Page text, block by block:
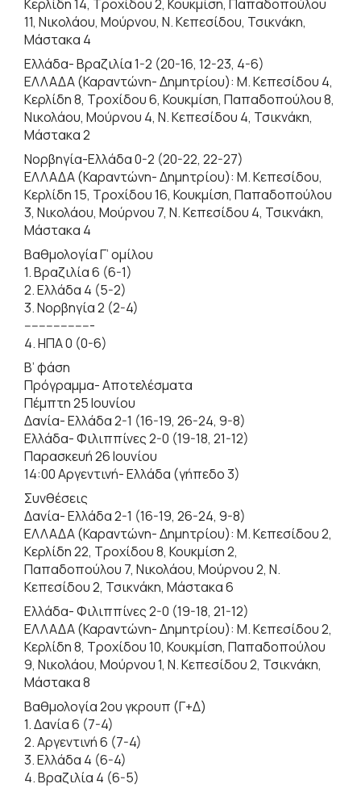
Κερλίδη 14, Τροχίδου 2, Κουκμίση, Παπαδοπούλου
11, Νικολάου, Μούρνου, Ν. Κεπεσίδου, Τσικνάκη,
Μάστακα 4
Ελλάδα- Βραζιλία 1-2 (20-16, 12-23, 4-6)
ΕΛΛΑΔΑ (Καραντώνη- Δημητρίου): Μ. Κεπεσίδου 4,
Κερλίδη 8, Τροχίδου 6, Κουκμίση, Παπαδοπούλου 8,
Νικολάου, Μούρνου 4, Ν. Κεπεσίδου 4, Τσικνάκη,
Μάστακα 2
Νορβηγία-Ελλάδα 0-2 (20-22, 22-27)
ΕΛΛΑΔΑ (Καραντώνη- Δημητρίου): Μ. Κεπεσίδου,
Κερλίδη 15, Τροχίδου 16, Κουκμίση, Παπαδοπούλου
3, Νικολάου, Μούρνου 7, Ν. Κεπεσίδου 4, Τσικνάκη,
Μάστακα 4
Βαθμολογία Γ’ ομίλου
1. Βραζιλία 6 (6-1)
2. Ελλάδα 4 (5-2)
3. Νορβηγία 2 (2-4)
-------------------
4. ΗΠΑ 0 (0-6)
Β’ φάση
Πρόγραμμα- Αποτελέσματα
Πέμπτη 25 Ιουνίου
Δανία- Ελλάδα 2-1 (16-19, 26-24, 9-8)
Ελλάδα- Φιλιππίνες 2-0 (19-18, 21-12)
Παρασκευή 26 Ιουνίου
14:00 Αργεντινή- Ελλάδα (γήπεδο 3)
Συνθέσεις
Δανία- Ελλάδα 2-1 (16-19, 26-24, 9-8)
ΕΛΛΑΔΑ (Καραντώνη- Δημητρίου): Μ. Κεπεσίδου 2,
Κερλίδη 22, Τροχίδου 8, Κουκμίση 2,
Παπαδοπούλου 7, Νικολάου, Μούρνου 2, Ν.
Κεπεσίδου 2, Τσικνάκη, Μάστακα 6
Ελλάδα- Φιλιππίνες 2-0 (19-18, 21-12)
ΕΛΛΑΔΑ (Καραντώνη- Δημητρίου): Μ. Κεπεσίδου 2,
Κερλίδη 8, Τροχίδου 10, Κουκμίση, Παπαδοπούλου
9, Νικολάου, Μούρνου 1, Ν. Κεπεσίδου 2, Τσικνάκη,
Μάστακα 8
Βαθμολογία 2ου γκρουπ (Γ+Δ)
1. Δανία 6 (7-4)
2. Αργεντινή 6 (7-4)
3. Ελλάδα 4 (6-4)
4. Βραζιλία 4 (6-5)